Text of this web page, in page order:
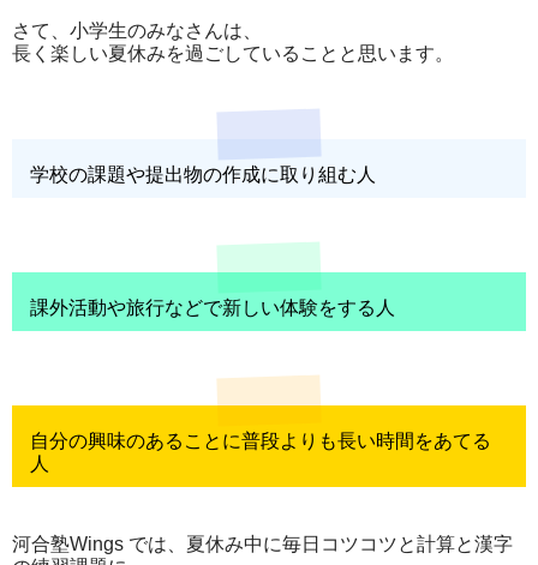
さて、小学生のみなさんは、
長く楽しい夏休みを過ごしていることと思います。
学校の課題や提出物の作成に取り組む人
課外活動や旅行などで新しい体験をする人
自分の興味のあることに普段よりも長い時間をあてる
人
河合塾Wings では、夏休み中に毎日コツコツと計算と漢字